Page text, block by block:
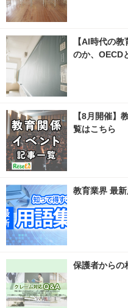
【AI時代の
のか、OECD
【8月開催】
覧はこちら
教育業界 最
保護者からの